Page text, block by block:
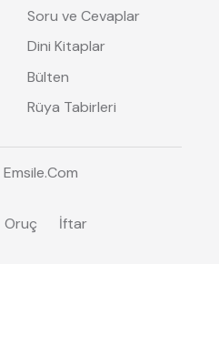
Soru ve Cevaplar
Dini Kitaplar
Bülten
Rüya Tabirleri
Emsile.Com
Oruç İftar